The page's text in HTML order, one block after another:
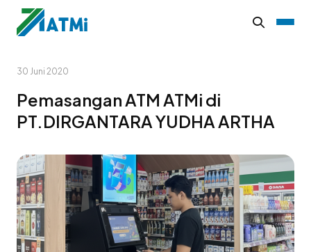
30 Juni 2020
Pemasangan ATM ATMi di
PT.DIRGANTARA YUDHA ARTHA